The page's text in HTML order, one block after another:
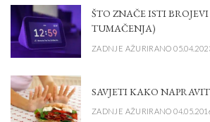
ŠTO ZNAČE ISTI
TUMAČENJA)
ZADNJE AŽURIRANO
SAVJETI KAKO
ZADNJE AŽURIRANO